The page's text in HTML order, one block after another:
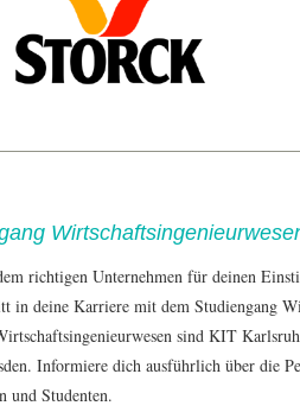
richtigen Unternehmen für deinen
in deine Karriere mit dem Studiengang
sind KIT
Informiere dich ausführlich über die
und Studenten.